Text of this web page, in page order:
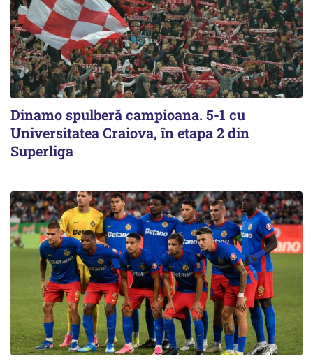
Dinamo spulberă campioana. 5-1 cu
Universitatea Craiova, în etapa 2 din
Superliga